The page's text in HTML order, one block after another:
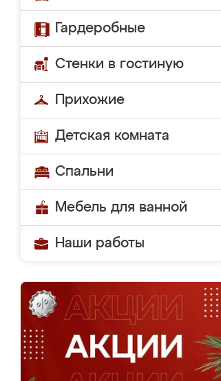
Гардеробные
Стенки в гостиную
Прихожие
Детская комната
Спальни
Мебель для ванной
Наши работы